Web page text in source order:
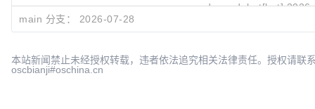
dependabot[bot]
16490b2c
Bump the github-actions group with 6 updates
main 分支： 2026-07-28
本站新闻禁止未经授权转载，违者依法追究相关法律责任。授权请联
oscbianji#oschina.cn